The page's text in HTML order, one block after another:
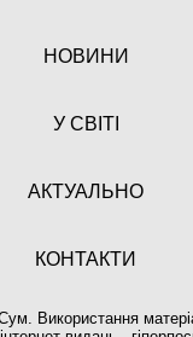
НОВИНИ
У СВІТІ
АКТУАЛЬНО
КОНТАКТИ
Використання